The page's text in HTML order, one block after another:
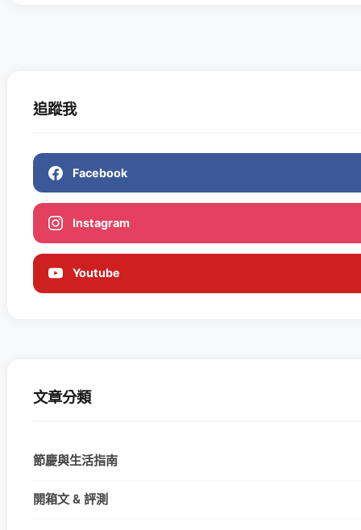
追蹤我
Facebook
Instagram
Youtube
文章分類
節慶與生活指南
開箱文 & 評測